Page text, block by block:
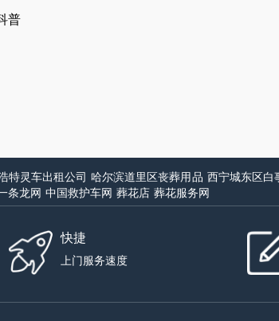
普
特灵车出租公司 哈尔滨道里区丧葬用品 西宁城东区白
条龙网 中国救护车网 葬花店 葬花服务网
快捷
上门服务速度